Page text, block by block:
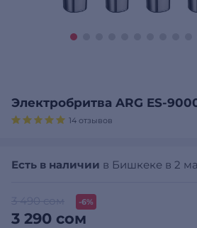
Электробритва ARG ES-
14 отзывов
Есть в наличии в Бишкеке в 2
-6%
3 290 сом